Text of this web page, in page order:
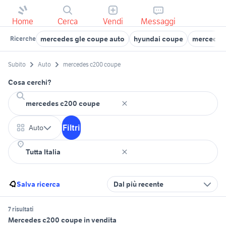
Home Cerca Vendi Messaggi
Ricerche mercedes gle coupe auto hyundai coupe
Subito Auto mercedes c200 coupe
Cosa cerchi?
Auto Filtri
Salva ricerca Dal più recente
7 risultati
Mercedes c200 coupe in vendita